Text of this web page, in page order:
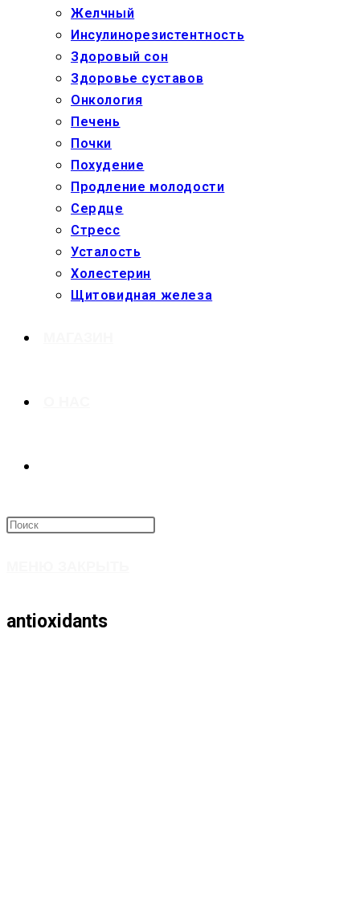
Желчный
Инсулинорезистентность
Здоровый сон
Здоровье суставов
Онкология
Печень
Почки
Похудение
Продление молодости
Сердце
Стресс
Усталость
Холестерин
Щитовидная железа
ПОИСК
antioxidants